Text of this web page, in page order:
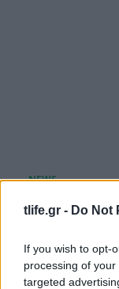
tlife.gr - Do Not
If you wish to opt-
processing of
targeted
Άννα Μαρία
ημέρα του
05.08.2026